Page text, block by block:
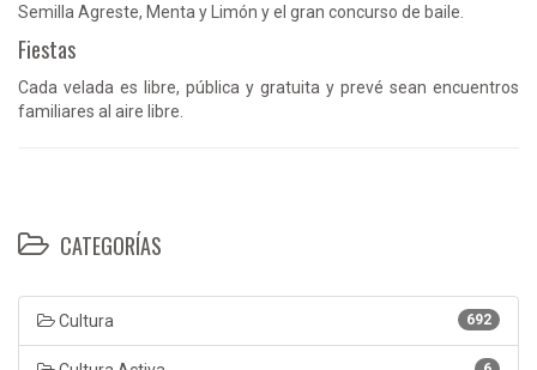
Semilla Agreste, Menta y Limón y el gran concurso de baile.
Fiestas
Cada velada es libre, pública y gratuita y prevé sean encuentros
familiares al aire libre.
CATEGORÍAS
692
Cultura